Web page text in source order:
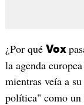
¿Por qué Vox
la agenda
mientras veía a su
política" como un